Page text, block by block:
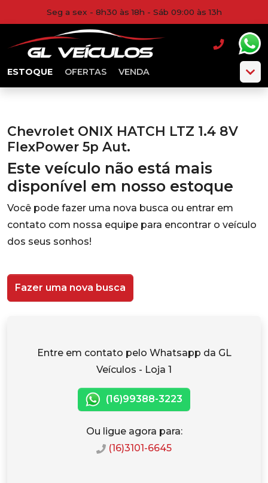
Seg a sex - 8h30 às 18h - Sáb 09:00 às 13h
ESTOQUE OFERTAS VENDA
Chevrolet ONIX HATCH LTZ 1.4 8V
FlexPower 5p Aut.
Este veículo não está mais
disponível em nosso estoque
Você pode fazer uma nova busca ou entrar em
contato com nossa equipe para encontrar o veículo
dos seus sonhos!
Fazer uma nova busca
Entre em contato pelo Whatsapp da GL
Veículos - Loja 1
(16)99388-3223
Ou ligue agora para:
(16)3101-6645